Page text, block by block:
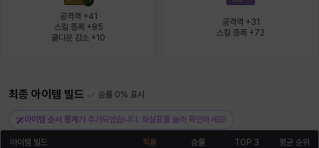
펠릭스
공격력 +41
스킬 증폭 +85
쿨다운 감소 +10
공격력 +31
스킬 증폭 +72
최종 아이템 빌드 승률 0% 표시
아이템 순서 통계 가 추가되었습니다. 화살표를 눌러 확인하세요!
아이템 빌드 픽률 승률 TOP 3 평균 순위